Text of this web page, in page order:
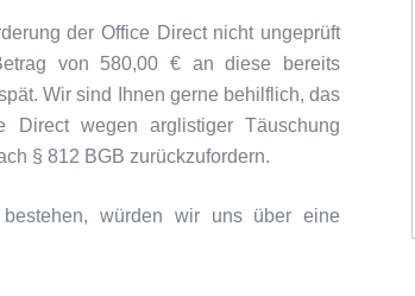
der Office Direct nicht ungeprüft
von 580,00 € an diese bereits
Wir sind Ihnen gerne behilflich, das
Direct wegen arglistiger Täuschung
§ 812 BGB zurückzufordern.
würden wir uns über eine